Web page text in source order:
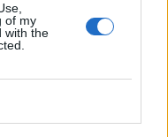
of my
with the